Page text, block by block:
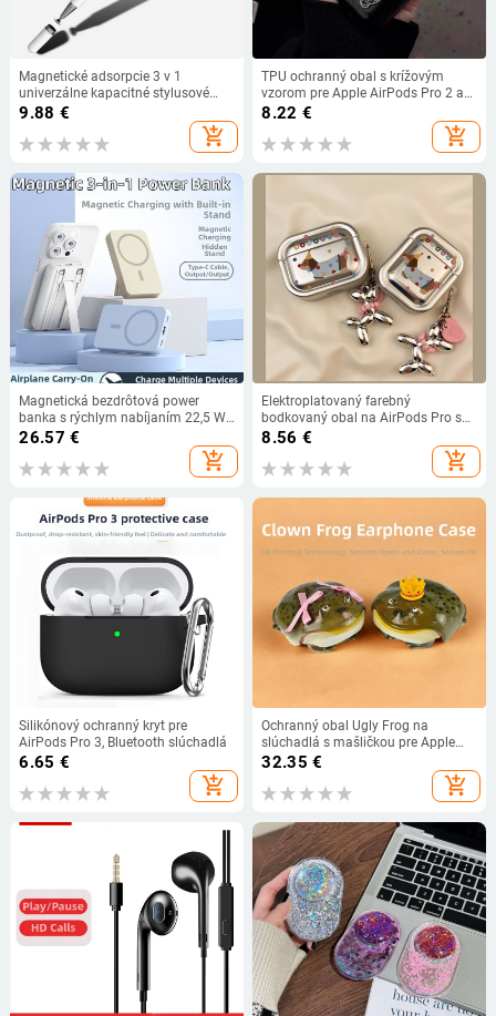
Magnetické adsorpcie 3 v 1
univerzálne kapacitné stylusové
pero so skrutkovacími hrotmi s
dotykové obrazovky Android a
9.88 €
add_shopping_cart
TPU ochranný obal s krížovým
vzorom pre Apple AirPods Pro 2 a
AirPods 4 – vstrekované
kompatibilita
8.22 €
add_shopping_cart
Magnetická bezdrôtová power
banka s rýchlym nabíjaním 22,5 W,
10 000 mAh, obsahuje kábel a
26.57 €
add_shopping_cart
Elektroplatovaný farebný
bodkovaný obal na AirPods Pro s
motívom jazve (dachshund),
kompatibilný s AirPods 4, mäkké
TPU púzdro
8.56 €
add_shopping_cart
Silikónový ochranný kryt pre
AirPods Pro 3, Bluetooth slúchadlá
6.65 €
add_shopping_cart
Ochranný obal Ugly Frog na
slúchadlá s mašličkou pre Apple
AirPods Pro 2/3, jedinečný dizajn
32.35 €
add_shopping_cart